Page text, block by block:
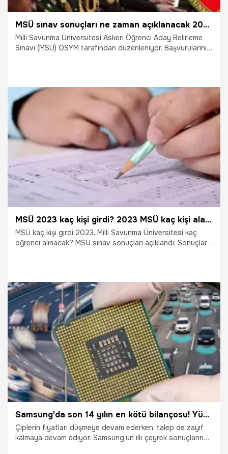
MSÜ sınav sonuçları ne zaman açıklanacak 2024? MSÜ sınav sonucu hesaplama: MSÜ sınav sonuçları e-devlet nasıl sorgulanır?
Milli Savunma Üniversitesi Askeri Öğrenci Aday Belirleme
Sınavı (MSÜ) ÖSYM tarafından düzenleniyor. Başvurularını
nasıl sorgulanır?
2.03.2024
MSÜ 2023 kaç kişi girdi? 2023 MSÜ kaç kişi alacak, bu yıl MSÜ sınavına kaç kişi girdi?
MSÜ kaç kişi girdi 2023, Milli Savunma Üniversitesi kaç
öğrenci alınacak? MSÜ sınav sonuçları açıklandı. Sonuçların
27.04.2023 Eğitim
Samsung'da son 14 yılın en kötü bilançosu! Yüzde 95 düştü
Çiplerin fiyatları düşmeye devam ederken, talep de zayıf
kalmaya devam ediyor. Samsung’un ilk çeyrek sonuçlarına